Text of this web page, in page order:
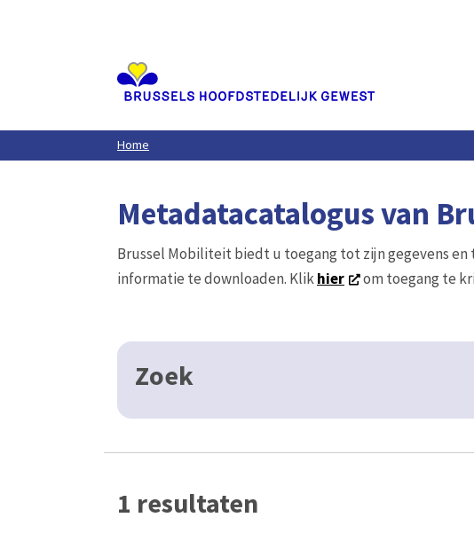
Home
Metadatacatalogus van
Brussel Mobiliteit biedt u toegang tot zijn gegevens
informatie te downloaden. Klikhier om toegang te
Zoek
1 resultaten